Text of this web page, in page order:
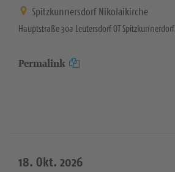
Spitzkunnersdorf Nikolaikirche
Hauptstraße 30a Leutersdorf OT Spitzkunnerdorf
Permalink
18. Okt. 2026